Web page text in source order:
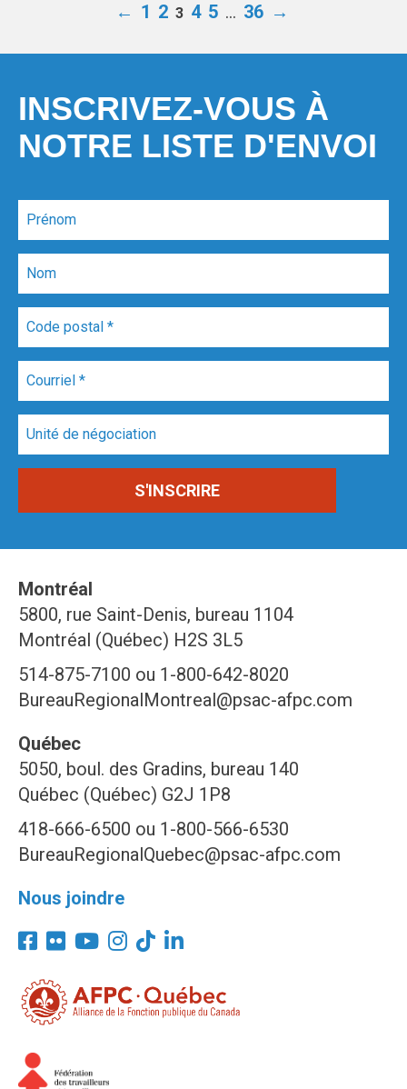
← 1 2 3 4 5 … 36 →
INSCRIVEZ-VOUS À
NOTRE LISTE D'ENVOI
Montréal
5800, rue Saint-Denis, bureau 1104
Montréal (Québec) H2S 3L5
514-875-7100 ou 1-800-642-8020
BureauRegionalMontreal@psac-afpc.com
Québec
5050, boul. des Gradins, bureau 140
Québec (Québec) G2J 1P8
418-666-6500 ou 1-800-566-6530
BureauRegionalQuebec@psac-afpc.com
Nous joindre